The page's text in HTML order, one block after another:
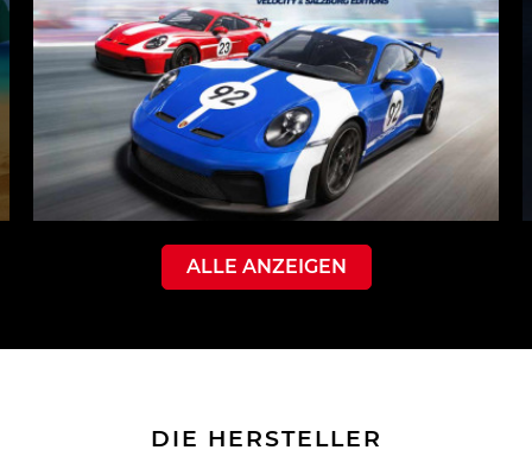
ALLE ANZEIGEN
DIE HERSTELLER